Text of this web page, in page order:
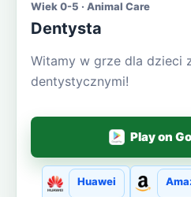
Wiek 0-5 · Animal Care
Dentysta
Witamy w grze dla dzieci
dentystycznymi!
Play on
Huawei